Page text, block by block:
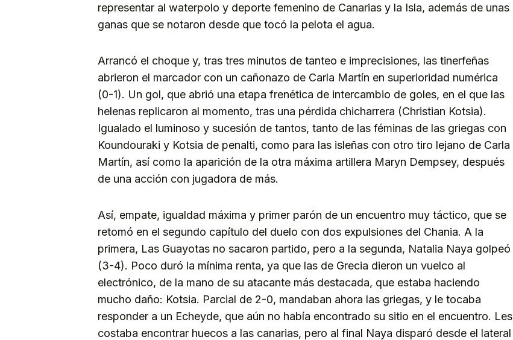
representar al waterpolo y deporte femenino de Canarias y la Isla, además de unas
ganas que se notaron desde que tocó la pelota el agua.
Arrancó el choque y, tras tres minutos de tanteo e imprecisiones, las tinerfeñas
abrieron el marcador con un cañonazo de Carla Martín en superioridad numérica
(0-1). Un gol, que abrió una etapa frenética de intercambio de goles, en el que las
helenas replicaron al momento, tras una pérdida chicharrera (Christian Kotsia).
Igualado el luminoso y sucesión de tantos, tanto de las féminas de las griegas con
Koundouraki y Kotsia de penalti, como para las isleñas con otro tiro lejano de Carla
Martín, así como la aparición de la otra máxima artillera Maryn Dempsey, después
de una acción con jugadora de más.
Así, empate, igualdad máxima y primer parón de un encuentro muy táctico, que se
retomó en el segundo capítulo del duelo con dos expulsiones del Chania. A la
primera, Las Guayotas no sacaron partido, pero a la segunda, Natalia Naya golpeó
(3-4). Poco duró la mínima renta, ya que las de Grecia dieron un vuelco al
electrónico, de la mano de su atacante más destacada, que estaba haciendo
mucho daño: Kotsia. Parcial de 2-0, mandaban ahora las griegas, y le tocaba
responder a un Echeyde, que aún no había encontrado su sitio en el encuentro. Les
costaba encontrar huecos a las canarias, pero al final Naya disparó desde el lateral